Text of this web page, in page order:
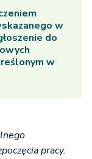
w
do
w
pracy.